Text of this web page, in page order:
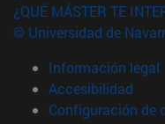
¿QUÉ MÁSTER TE
© Universidad de
Información legal
Accesibilidad
Configuración de